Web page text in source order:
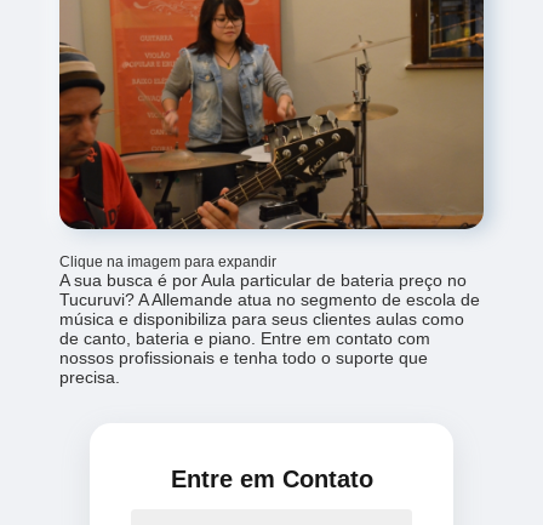
Clique na imagem para expandir
A sua busca é por Aula particular de bateria preço no
Tucuruvi? A Allemande atua no segmento de escola de
música e disponibiliza para seus clientes aulas como
de canto, bateria e piano. Entre em contato com
nossos profissionais e tenha todo o suporte que
precisa.
Entre em Contato